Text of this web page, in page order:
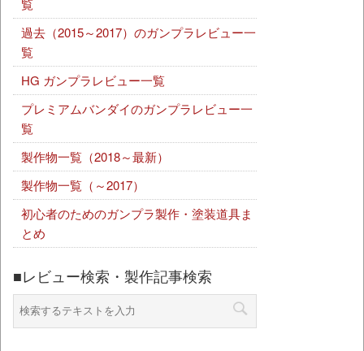
覧
過去（2015～2017）のガンプラレビュー一
覧
HG ガンプラレビュー一覧
プレミアムバンダイのガンプラレビュー一
覧
製作物一覧（2018～最新）
製作物一覧（～2017）
初心者のためのガンプラ製作・塗装道具ま
とめ
■レビュー検索・製作記事検索